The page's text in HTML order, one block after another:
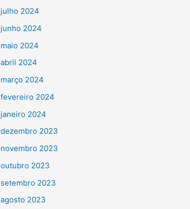
julho 2024
junho 2024
maio 2024
abril 2024
março 2024
fevereiro 2024
janeiro 2024
dezembro 2023
novembro 2023
outubro 2023
setembro 2023
agosto 2023